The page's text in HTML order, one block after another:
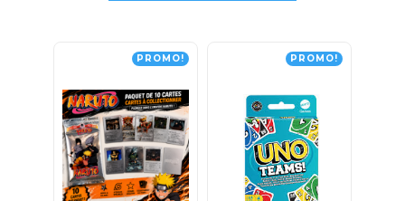
PROMO! PROMO!